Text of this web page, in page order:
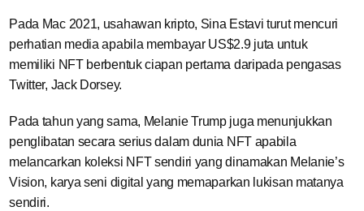
Pada Mac 2021, usahawan kripto, Sina Estavi turut mencuri
perhatian media apabila membayar US$2.9 juta untuk
memiliki NFT berbentuk ciapan pertama daripada pengasas
Twitter, Jack Dorsey.
Pada tahun yang sama, Melanie Trump juga menunjukkan
penglibatan secara serius dalam dunia NFT apabila
melancarkan koleksi NFT sendiri yang dinamakan Melanie’s
Vision, karya seni digital yang memaparkan lukisan matanya
sendiri.